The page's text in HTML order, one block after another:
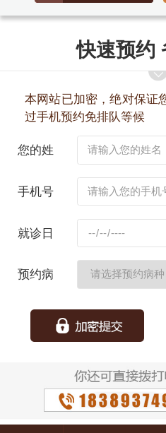
快速预约
本网站已加密，绝对保证
过手机预约免排队等候
您的姓
手机号
就诊日
预约病